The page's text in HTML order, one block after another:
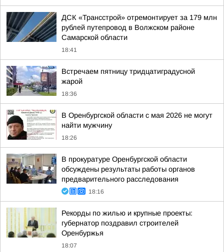
ДСК «Трансстрой» отремонтирует за 179 млн
рублей путепровод в Волжском районе
Самарской области
18:41
Встречаем пятницу тридцатиградусной
жарой
18:36
В Оренбургской области с мая 2026 не могут
найти мужчину
18:26
В прокуратуре Оренбургской области
обсуждены результаты работы органов
предварительного расследования
18:16
Рекорды по жилью и крупные проекты:
губернатор поздравил строителей
Оренбуржья
18:07